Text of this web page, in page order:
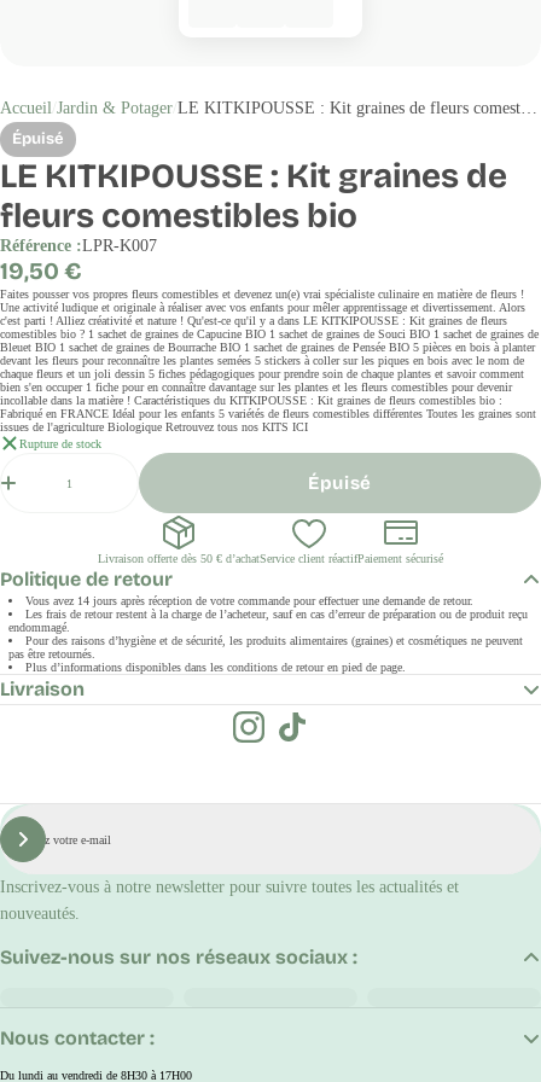
Accueil Jardin & Potager LE KITKIPOUSSE : Kit graines de fleurs comestibles bio
Épuisé
LE KITKIPOUSSE : Kit graines de
fleurs comestibles bio
Référence :LPR-K007
Prix
régulier
19,50 €
Faites pousser vos propres fleurs comestibles et devenez un(e) vrai spécialiste culinaire en matière de fleurs !
Une activité ludique et originale à réaliser avec vos enfants pour mêler apprentissage et divertissement. Alors
c'est parti ! Alliez créativité et nature ! Qu'est-ce qu'il y a dans LE KITKIPOUSSE : Kit graines de fleurs
comestibles bio ? 1 sachet de graines de Capucine BIO 1 sachet de graines de Souci BIO 1 sachet de graines de
Bleuet BIO 1 sachet de graines de Bourrache BIO 1 sachet de graines de Pensée BIO 5 pièces en bois à planter
devant les fleurs pour reconnaître les plantes semées 5 stickers à coller sur les piques en bois avec le nom de
chaque fleurs et un joli dessin 5 fiches pédagogiques pour prendre soin de chaque plantes et savoir comment
bien s'en occuper 1 fiche pour en connaître davantage sur les plantes et les fleurs comestibles pour devenir
incollable dans la matière ! Caractéristiques du KITKIPOUSSE : Kit graines de fleurs comestibles bio :
Fabriqué en FRANCE Idéal pour les enfants 5 variétés de fleurs comestibles différentes Toutes les graines sont
issues de l'agriculture Biologique Retrouvez tous nos KITS ICI
Rupture de stock
Épuisé
Livraison offerte dès 50 € d’achatService client réactifPaiement sécurisé
Politique de retour
Vous avez 14 jours après réception de votre commande pour effectuer une demande de retour.
Les frais de retour restent à la charge de l’acheteur, sauf en cas d’erreur de préparation ou de produit reçu
endommagé.
Pour des raisons d’hygiène et de sécurité, les produits alimentaires (graines) et cosmétiques ne peuvent
pas être retournés.
Plus d’informations disponibles dans les conditions de retour en pied de page.
Livraison
E-
mail
S'inscrire
Inscrivez-vous à notre newsletter pour suivre toutes les actualités et
nouveautés.
Nous contacter :
Du lundi au vendredi de 8H30 à 17H00
Suivez-nous sur nos réseaux sociaux :